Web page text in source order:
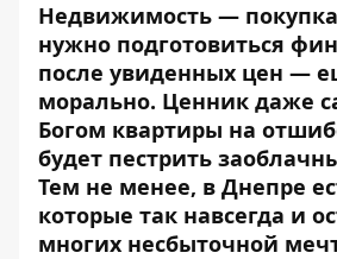
Недвижимость —
нужно подготовиться
после увиденных цен —
морально. Ценник даже
Богом квартиры на
будет пестрить
Тем не менее, в Днепре
которые так навсегда и
многих несбыточной